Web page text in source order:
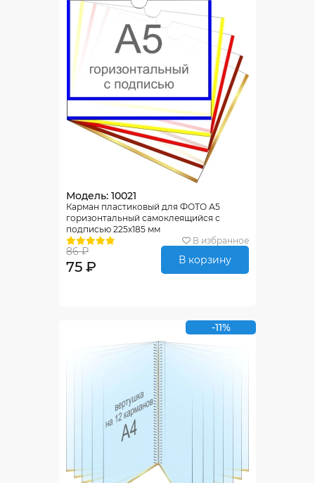
Модель: 10021
Карман пластиковый для ФОТО А5
горизонтальный самоклеящийся с
подписью 225х185 мм
В избранное
86 ₽
75 ₽ В корзину
-11%